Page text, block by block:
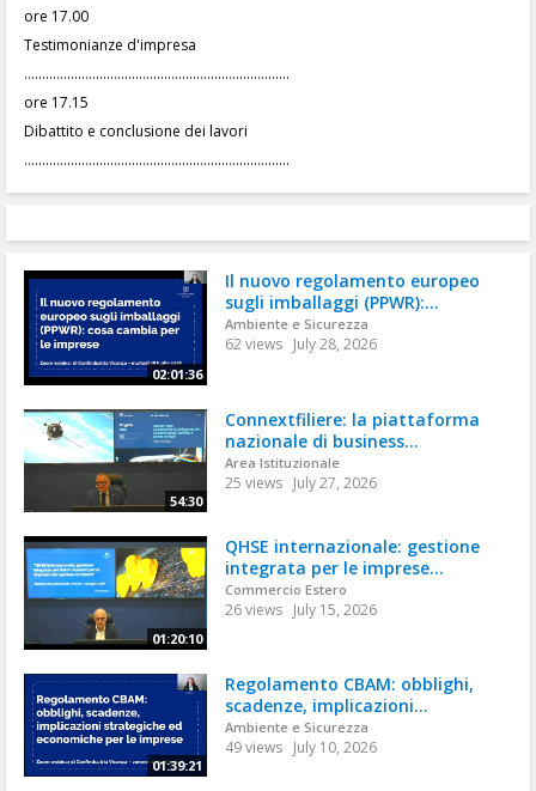
ore 17.00
Testimonianze d'impresa
..........................................................................
ore 17.15
Dibattito e conclusione dei lavori
..........................................................................
02:01:36
Il nuovo regolamento europeo
sugli imballaggi (PPWR):...
Ambiente e Sicurezza
62 views July 28, 2026
54:30
Connextfiliere: la piattaforma
nazionale di business...
Area Istituzionale
25 views July 27, 2026
01:20:10
QHSE internazionale: gestione
integrata per le imprese...
Commercio Estero
26 views July 15, 2026
01:39:21
Regolamento CBAM: obblighi,
scadenze, implicazioni...
Ambiente e Sicurezza
49 views July 10, 2026